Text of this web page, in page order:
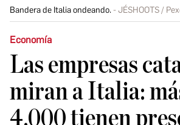
Bandera de Italia ondeando. JÉSHOOTS /
Economía
Las empresas
miran a Italia:
4.000 tienen